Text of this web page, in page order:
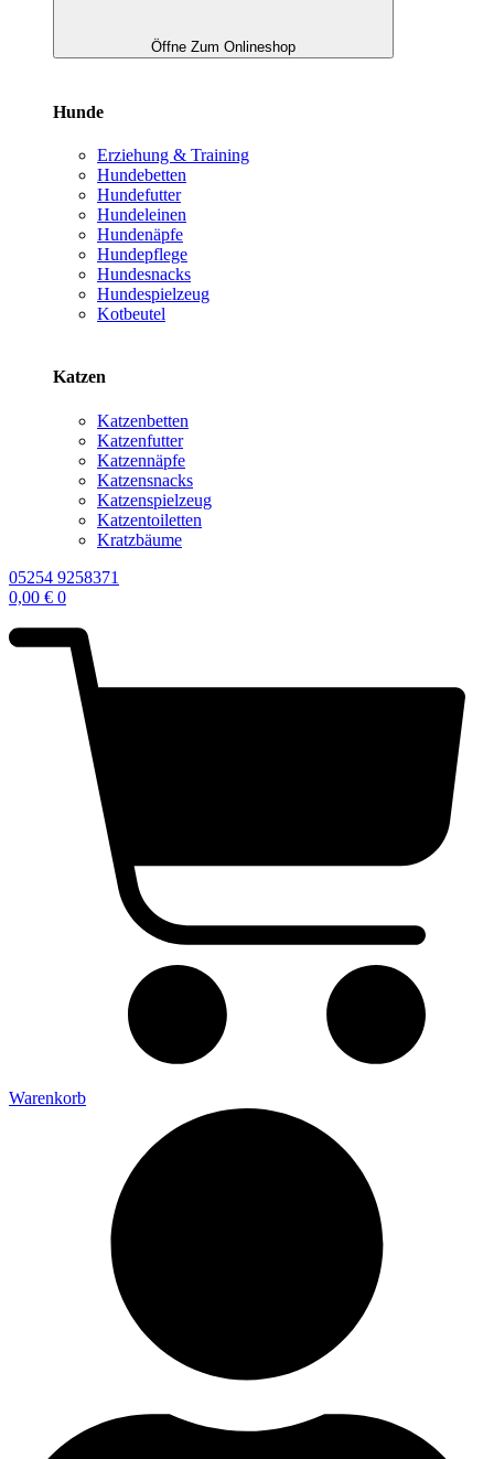
Öffne Zum Onlineshop
Hunde
Erziehung & Training
Hundebetten
Hundefutter
Hundeleinen
Hundenäpfe
Hundepflege
Hundesnacks
Hundespielzeug
Kotbeutel
Katzen
Katzenbetten
Katzenfutter
Katzennäpfe
Katzensnacks
Katzenspielzeug
Katzentoiletten
Kratzbäume
05254 9258371
0,00 € 0
Warenkorb